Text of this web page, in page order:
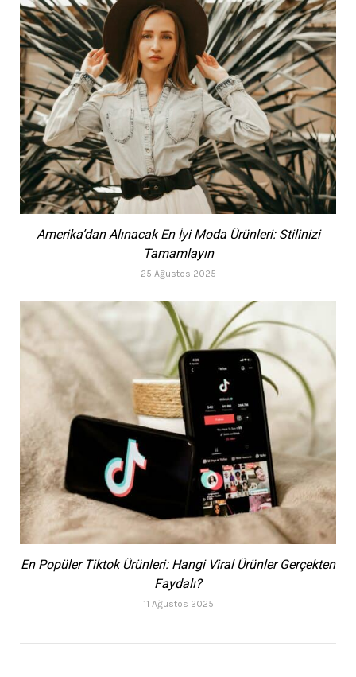
Amerika’dan Alınacak En İyi Moda Ürünleri: Stilinizi
Tamamlayın
25 Ağustos 2025
En Popüler Tiktok Ürünleri: Hangi Viral Ürünler Gerçekten
Faydalı?
11 Ağustos 2025